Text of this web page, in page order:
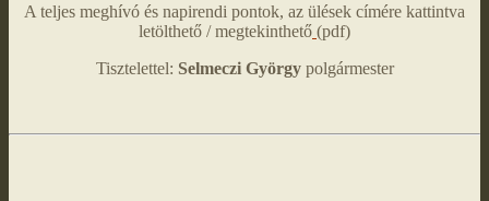
A teljes meghívó és napirendi pontok, az ülések címére kattintva
letölthető / megtekinthető (pdf)
Tisztelettel: Selmeczi Györgypolgármester